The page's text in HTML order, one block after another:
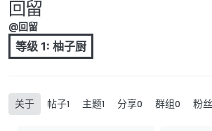
回留
@回留
等级 1: 柚子厨
关于 帖子1 主题1 分享0 群组0 粉丝